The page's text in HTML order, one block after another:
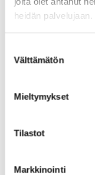
heidän palvelujaan.
valinta
Välttämätön
Mieltymykset
Tilastot
Markkinointi